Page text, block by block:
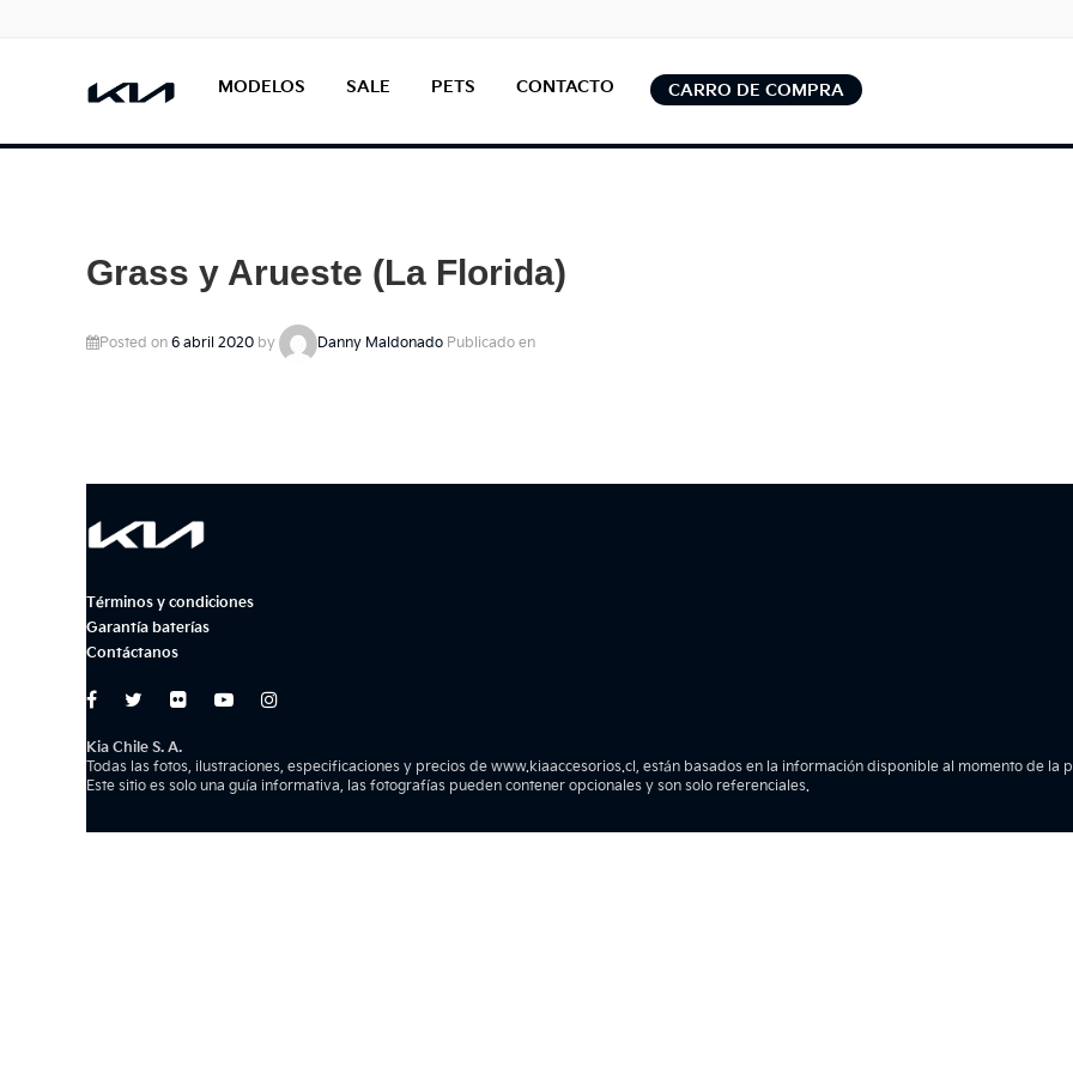
MODELOS SALE PETS CONTACTO CARRO DE COMPRA
Grass y Arueste (La Florida)
Posted on 6 abril 2020 by Danny Maldonado Publicado en
Términos y condiciones
Garantía baterías
Contáctanos
Kia Chile S. A.
Todas las fotos, ilustraciones, especificaciones y precios de www.kiaaccesorios.cl, están basados en la información disponible al momento de la
Este sitio es solo una guía informativa, las fotografías pueden contener opcionales y son solo referenciales.